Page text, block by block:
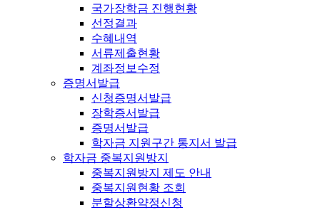
국가장학금 진행현황
선정결과
수혜내역
서류제출현황
계좌정보수정
증명서발급
신청증명서발급
장학증서발급
증명서발급
학자금 지원구간 통지서 발급
학자금 중복지원방지
중복지원방지 제도 안내
중복지원현황 조회
분할상환약정신청